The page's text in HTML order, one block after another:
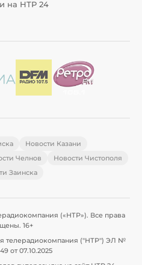
на НТР 24
Новости Казани
Челнов
Новости Чистополя
Заинска
(«НТР»). Все права
16+
телерадиокомпания ("НТР") ЭЛ №
от 07.10.2025